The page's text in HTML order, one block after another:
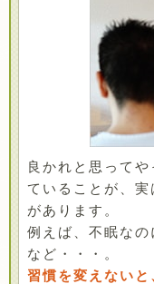
良かれと思って
ていることが、
があります。
例えば、不眠な
など・・・。
習慣を変えない